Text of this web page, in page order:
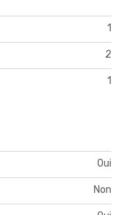
1
2
1
Oui
Non